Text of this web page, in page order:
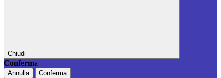
Chiudi
Conferma
Annulla Conferma